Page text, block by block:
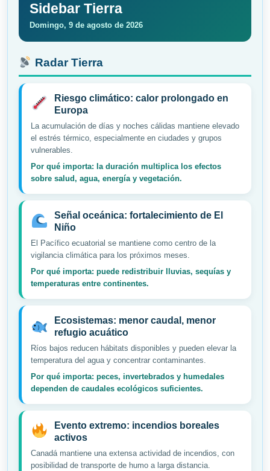
Sidebar Tierra
Domingo, 9 de agosto de 2026
Radar Tierra
Riesgo climático: calor prolongado en
Europa
La acumulación de días y noches cálidas mantiene elevado
el estrés térmico, especialmente en ciudades y grupos
vulnerables.
Por qué importa: la duración multiplica los efectos
sobre salud, agua, energía y vegetación.
Señal oceánica: fortalecimiento de El
Niño
El Pacífico ecuatorial se mantiene como centro de la
vigilancia climática para los próximos meses.
Por qué importa: puede redistribuir lluvias, sequías y
temperaturas entre continentes.
Ecosistemas: menor caudal, menor
refugio acuático
Ríos bajos reducen hábitats disponibles y pueden elevar la
temperatura del agua y concentrar contaminantes.
Por qué importa: peces, invertebrados y humedales
dependen de caudales ecológicos suficientes.
Evento extremo: incendios boreales
activos
Canadá mantiene una extensa actividad de incendios, con
posibilidad de transporte de humo a larga distancia.